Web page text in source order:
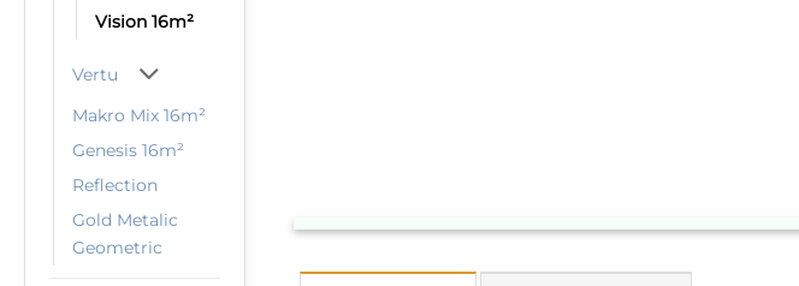
Vision 16m²
Vertu
Makro Mix 16m²
Genesis 16m²
Reflection
Gold Metalic
Geometric